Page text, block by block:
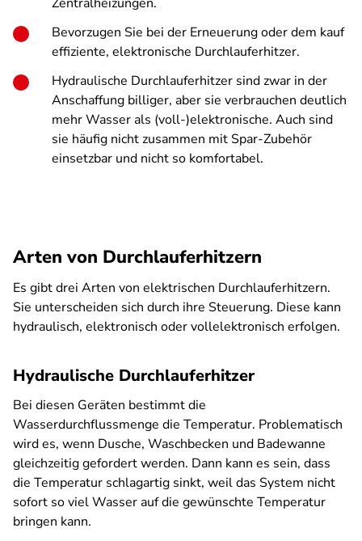
Bevorzugen Sie bei der Erneuerung oder dem kauf
effiziente, elektronische Durchlauferhitzer.
Hydraulische Durchlauferhitzer sind zwar in der
Anschaffung billiger, aber sie verbrauchen deutlich
mehr Wasser als (voll-)elektronische. Auch sind
sie häufig nicht zusammen mit Spar-Zubehör
einsetzbar und nicht so komfortabel.
Arten von Durchlauferhitzern
Es gibt drei Arten von elektrischen Durchlauferhitzern.
Sie unterscheiden sich durch ihre Steuerung. Diese kann
hydraulisch, elektronisch oder vollelektronisch erfolgen.
Hydraulische Durchlauferhitzer
Bei diesen Geräten bestimmt die
Wasserdurchflussmenge die Temperatur. Problematisch
wird es, wenn Dusche, Waschbecken und Badewanne
gleichzeitig gefordert werden. Dann kann es sein, dass
die Temperatur schlagartig sinkt, weil das System nicht
sofort so viel Wasser auf die gewünschte Temperatur
bringen kann.